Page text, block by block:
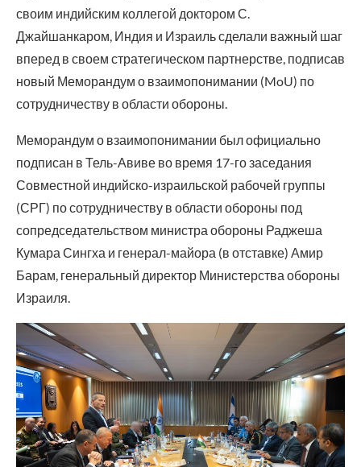
своим индийским коллегой доктором С.
Джайшанкаром, Индия и Израиль сделали важный шаг
вперед в своем стратегическом партнерстве, подписав
новый Меморандум о взаимопонимании (MoU) по
сотрудничеству в области обороны.
Меморандум о взаимопонимании был официально
подписан в Тель-Авиве во время 17-го заседания
Совместной индийско-израильской рабочей группы
(СРГ) по сотрудничеству в области обороны под
сопредседательством министра обороны Раджеша
Кумара Сингха и генерал-майора (в отставке) Амир
Барам, генеральный директор Министерства обороны
Израиля.